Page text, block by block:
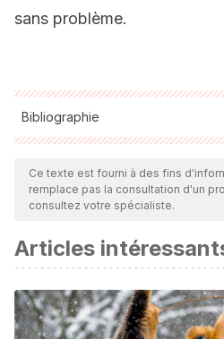
sans problème.
Bibliographie
Toutes les sources citées ont été
par notre équipe pour garantir leur
actualité et leur validité. La
ou scientifique
Etolia.El lenguaje corporal de
Extraído de: http://
corporal-de-los-gatos/
Ce texte est fourni à des fins
remplace pas la consultation d'un
consultez votre spécialiste.
Articles